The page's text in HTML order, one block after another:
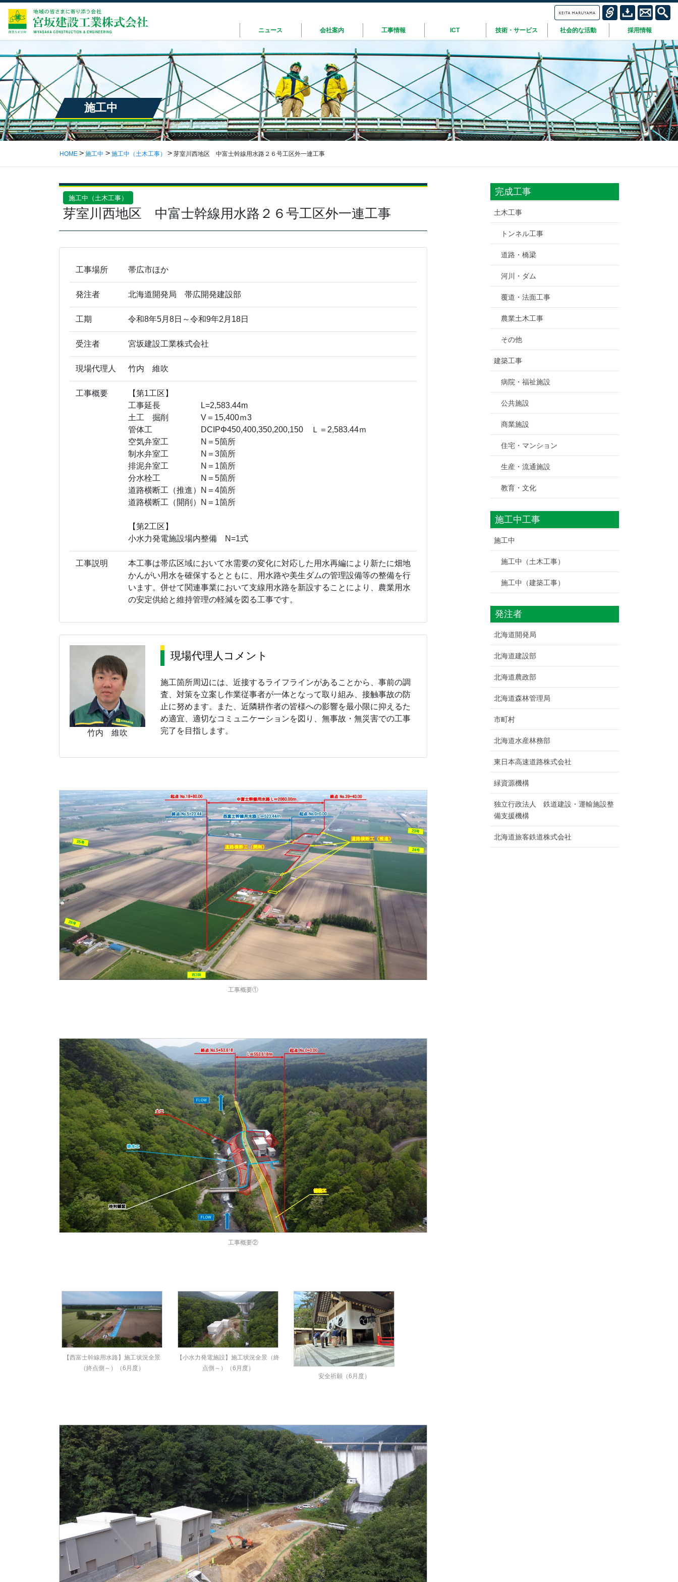
ニュース 会社案内 工事情報 ICT 技術・サービス 社会的な活動 採用情報
施工中
HOME 施工中 施工中（土木工事） 芽室川西地区 中富士幹線用水路２６号工区外一連工事
施工中（土木工事）
芽室川西地区 中富士幹線用水路２６号工区外一連工事
工事場所 帯広市ほか
発注者 北海道開発局 帯広開発建設部
工期 令和8年5月8日～令和9年2月18日
受注者 宮坂建設工業株式会社
現場代理人 竹内 維吹
工事概要
【第1工区】
工事延長 L=2,583.44m
土工 掘削 V＝15,400ｍ3
管体工 DCIPΦ450,400,350,200,150 Ｌ＝2,583.44ｍ
空気弁室工 N＝5箇所
制水弁室工 N＝3箇所
排泥弁室工 N＝1箇所
分水栓工 N＝5箇所
道路横断工（推進）N＝4箇所
道路横断工（開削）N＝1箇所
【第2工区】
小水力発電施設場内整備 N=1式
工事説明
本工事は帯広区域において水需要の変化に対応した用水再編により新たに畑地
かんがい用水を確保するとともに、用水路や美生ダムの管理設備等の整備を行
います。併せて関連事業において支線用水路を新設することにより、農業用水
の安定供給と維持管理の軽減を図る工事です。
竹内 維吹
現場代理人コメント
施工箇所周辺には、近接するライフラインがあることから、事前の調
査、対策を立案し作業従事者が一体となって取り組み、接触事故の防
止に努めます。また、近隣耕作者の皆様への影響を最小限に抑えるた
め適宜、適切なコミュニケーションを図り、無事故・無災害での工事
完了を目指します。
工事概要①
工事概要②
【西富士幹線用水路】施工状況全景
（終点側～）（6月度）
【小水力発電施設】施工状況全景（終
点側～）（6月度）
安全祈願（6月度）
完成工事
土木工事
トンネル工事
道路・橋梁
河川・ダム
覆道・法面工事
農業土木工事
その他
建築工事
病院・福祉施設
公共施設
商業施設
住宅・マンション
生産・流通施設
教育・文化
施工中工事
施工中
施工中（土木工事）
施工中（建築工事）
発注者
北海道開発局
北海道建設部
北海道農政部
北海道森林管理局
市町村
北海道水産林務部
東日本高速道路株式会社
緑資源機構
独立行政法人 鉄道建設・運輸施設整
備支援機構
北海道旅客鉄道株式会社